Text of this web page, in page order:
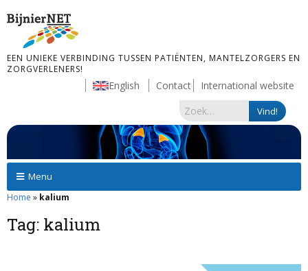
EEN UNIEKE VERBINDING TUSSEN PATIËNTEN, MANTELZORGERS EN
ZORGVERLENERS!
English Contact International website
Menu
Home » kalium
Tag: kalium